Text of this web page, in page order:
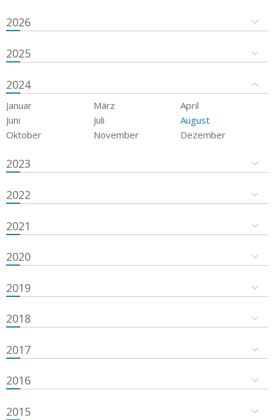
2026
2025
2024
Januar März
April
Juni
Juli
August
Oktober
November Dezember
2023
2022
2021
2020
2019
2018
2017
2016
2015